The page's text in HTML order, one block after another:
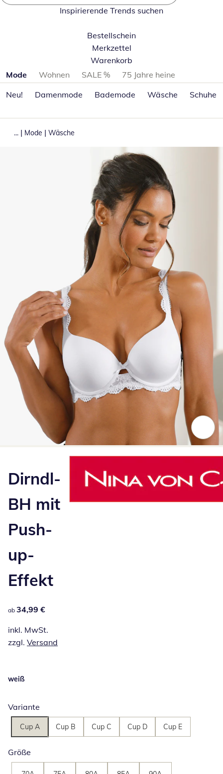
Inspirierende Trends suchen
Bestellschein
Merkzettel
Warenkorb
Produktkategorien überspringen
Mode Wohnen SALE %
75 Jahre heine
Neu!
Damenmode Bademode Wäsche Schuhe
... | Mode | Wäsche
Dirndl-
BH mit
Push-
up-
Effekt
34,99 €
ab 34,99 €
inkl. MwSt.
zzgl. Versand
weiß
Variante
Cup A Cup B Cup C Cup D Cup E
Größe